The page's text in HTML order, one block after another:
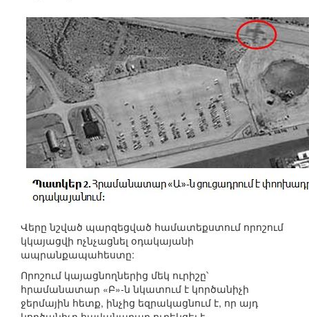
Վերը նշված պարզեցված համատեքստում որոշում
կկայացվի ոչնչացնել օդակայանի
ապրանքապահեստը:
Որոշում կայացնողներից մեկ ուրիշը՝
հրամանատար «Բ»-ն նկատում է կործանիչի
ջերմային հետք, ինչից եզրակացնում է, որ այդ